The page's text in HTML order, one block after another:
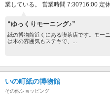
業している。 営業時間 7:30?16:00 定
“ゆっくりモーニング♪”
紙の博物館近くにある喫茶店です。モー
は木の雰囲気もステキで、...
いの町紙の博物館
その他ショッピング